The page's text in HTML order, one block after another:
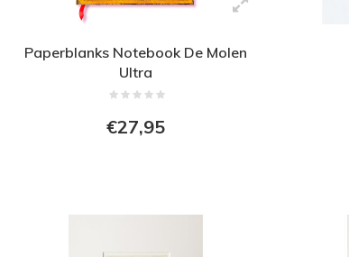
Paperblanks Notebook De Molen
Ultra
€27,95